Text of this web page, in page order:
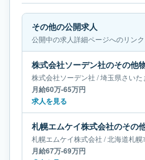
その他の公開求人
公開中の求人詳細ページへのリンク
株式会社ソーデン社 /埼玉県さいた
月給60万-65万円
求人を見る
札幌エムケイ株式会社 /北海道札幌
月給67万-69万円